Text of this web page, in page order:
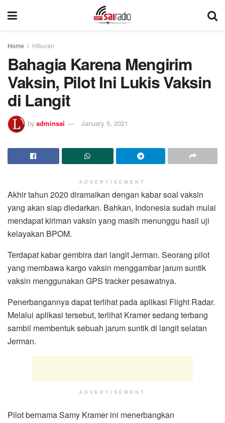
Home Hiburan
Bahagia Karena Mengirim
Vaksin, Pilot Ini Lukis Vaksin
di Langit
by adminsai January 5, 2021
ADVERTISEMENT
Akhir tahun 2020 diramaikan dengan kabar soal vaksin
yang akan siap diedarkan. Bahkan, Indonesia sudah mulai
mendapat kiriman vaksin yang masih menunggu hasil uji
kelayakan BPOM.
Terdapat kabar gembira dari langit Jerman. Seorang pilot
yang membawa kargo vaksin menggambar jarum suntik
vaksin menggunakan GPS tracker pesawatnya.
Penerbangannya dapat terlihat pada aplikasi Flight Radar.
Melalui aplikasi tersebut, terlihat Kramer sedang terbang
sambil membentuk sebuah jarum suntik di langit selatan
Jerman.
ADVERTISEMENT
Pilot bernama Samy Kramer ini menerbangkan